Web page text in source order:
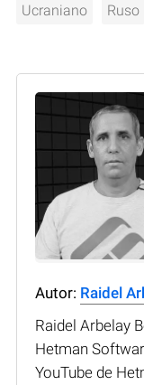
Ucraniano Ruso
Autor: Raidel
Raidel Arbelay
Hetman
YouTube de